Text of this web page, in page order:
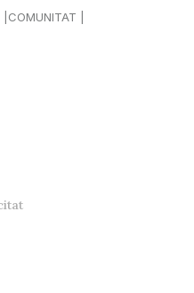
COMUNITAT